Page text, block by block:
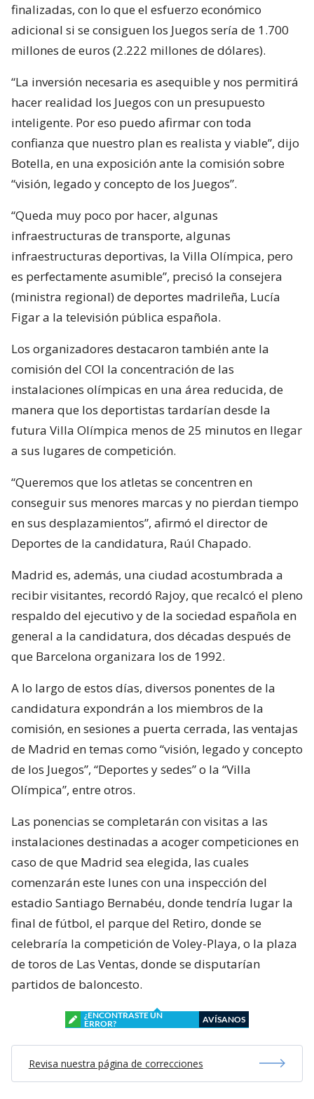
finalizadas, con lo que el esfuerzo económico
adicional si se consiguen los Juegos sería de 1.700
millones de euros (2.222 millones de dólares).
“La inversión necesaria es asequible y nos permitirá
hacer realidad los Juegos con un presupuesto
inteligente. Por eso puedo afirmar con toda
confianza que nuestro plan es realista y viable”, dijo
Botella, en una exposición ante la comisión sobre
“visión, legado y concepto de los Juegos”.
“Queda muy poco por hacer, algunas
infraestructuras de transporte, algunas
infraestructuras deportivas, la Villa Olímpica, pero
es perfectamente asumible”, precisó la consejera
(ministra regional) de deportes madrileña, Lucía
Figar a la televisión pública española.
Los organizadores destacaron también ante la
comisión del COI la concentración de las
instalaciones olímpicas en una área reducida, de
manera que los deportistas tardarían desde la
futura Villa Olímpica menos de 25 minutos en llegar
a sus lugares de competición.
“Queremos que los atletas se concentren en
conseguir sus menores marcas y no pierdan tiempo
en sus desplazamientos”, afirmó el director de
Deportes de la candidatura, Raúl Chapado.
Madrid es, además, una ciudad acostumbrada a
recibir visitantes, recordó Rajoy, que recalcó el pleno
respaldo del ejecutivo y de la sociedad española en
general a la candidatura, dos décadas después de
que Barcelona organizara los de 1992.
A lo largo de estos días, diversos ponentes de la
candidatura expondrán a los miembros de la
comisión, en sesiones a puerta cerrada, las ventajas
de Madrid en temas como “visión, legado y concepto
de los Juegos”, “Deportes y sedes” o la “Villa
Olímpica”, entre otros.
Las ponencias se completarán con visitas a las
instalaciones destinadas a acoger competiciones en
caso de que Madrid sea elegida, las cuales
comenzarán este lunes con una inspección del
estadio Santiago Bernabéu, donde tendría lugar la
final de fútbol, el parque del Retiro, donde se
celebraría la competición de Voley-Playa, o la plaza
de toros de Las Ventas, donde se disputarían
partidos de baloncesto.
¿ENCONTRASTE UN
ERROR?
AVÍSANOS
Revisa nuestra página de correcciones